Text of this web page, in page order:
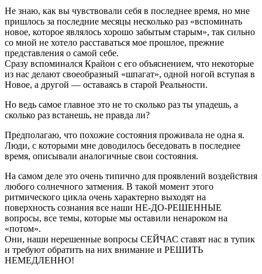
Не знаю, как вы чувствовали себя в последнее время, но мне
пришлось за последние месяцы несколько раз «вспоминать
новое, которое являлось хорошо забытым старым», так сильно
со мной не хотело расставаться мое прошлое, прежние
представления о самой себе.
Сразу вспоминался Крайон с его объяснением, что некоторые
из нас делают своеобразный «шпагат», одной ногой вступая в
Новое, а другой — оставаясь в старой Реальности.
Но ведь самое главное это не то сколько раз ты упадешь, а
сколько раз встанешь, не правда ли?
Предполагаю, что похожие состояния проживала не одна я.
Люди, с которыми мне доводилось беседовать в последнее
время, описывали аналогичные свои состояния.
На самом деле это очень типично для проявлений воздействия
любого солнечного затмения. В такой момент этого
ритмического цикла очень характерно выходят на
поверхность сознания все наши НЕ-ДО-РЕШЕННЫЕ
вопросы, все темы, которые мы оставили ненароком на
«потом».
Они, наши нерешенные вопросы СЕЙЧАС ставят нас в тупик
и требуют обратить на них внимание и РЕШИТЬ
НЕМЕДЛЕННО!